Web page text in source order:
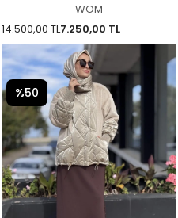
WOM
14.500,00 TL7.250,00 TL
%50